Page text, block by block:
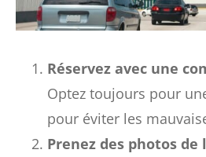
Réservez avec une
Optez toujours pour
pour éviter les
Prenez des photos